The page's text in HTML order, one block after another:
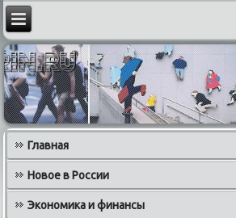
Главная
Новое в России
Экономика и финансы